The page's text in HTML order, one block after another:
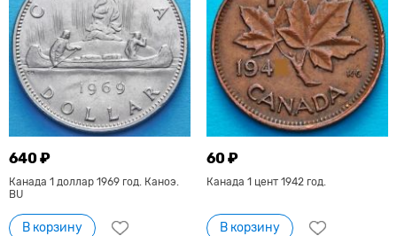
640 ₽
Канада 1 доллар 1969 год. Каноэ.
BU
В корзину
60 ₽
Канада 1 цент 1942 год.
В корзину